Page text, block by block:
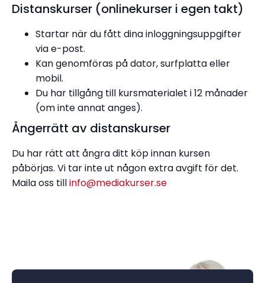
Distanskurser (onlinekurser i egen takt)
Startar när du fått dina inloggningsuppgifter
via e-post.
Kan genomföras på dator, surfplatta eller
mobil.
Du har tillgång till kursmaterialet i 12 månader
(om inte annat anges).
Ångerrätt av distanskurser
Du har rätt att ångra ditt köp innan kursen
påbörjas. Vi tar inte ut någon extra avgift för det.
Maila oss tillinfo@mediakurser.se